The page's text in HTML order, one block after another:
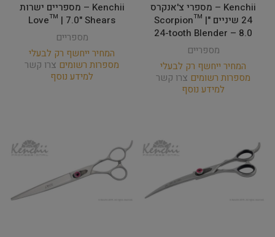
Kenchii – מספרי צ'אנקרס
24 שיניים "Scorpion™ |
24-tooth Blender – 8.0
מספריים
המחיר ייחשף רק לבעלי
מספרות רשומים צרו קשר
למידע נוסף
Kenchii – מספריים ישרות
Love­™ | 7.0" Shears
מספריים
המחיר ייחשף רק לבעלי
מספרות רשומים צרו קשר
למידע נוסף